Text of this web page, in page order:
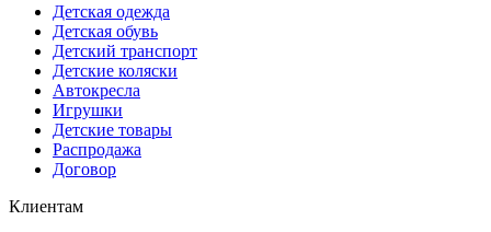
Детская одежда
Детская обувь
Детский транспорт
Детские коляски
Автокресла
Игрушки
Детские товары
Распродажа
Договор
Клиентам